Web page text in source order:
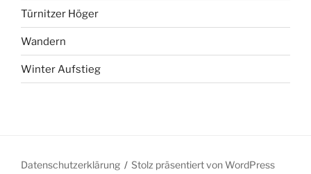
Türnitzer Höger
Wandern
Winter Aufstieg
Datenschutzerklärung Stolz präsentiert von WordPress